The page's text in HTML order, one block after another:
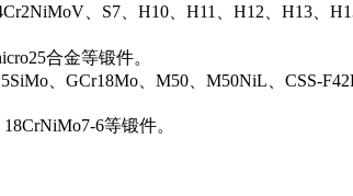
、S7、H10、H11、H12、H13、
合金等锻件。
、GCr18Mo、M50、M50NiL、CSS-
6等锻件。